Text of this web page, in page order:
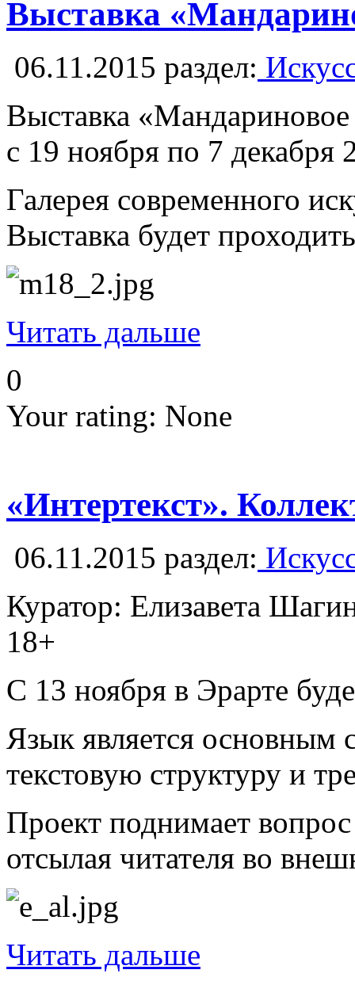
Выставка
06.11.2015 раздел:
Выставка «Мандариновое
с 19 ноября по 7 декабря
Галерея современного
Выставка будет
Читать дальше
0
Your rating: None
«Интертекст».
06.11.2015 раздел:
Куратор: Елизавета
18+
С 13 ноября в Эрарте
Язык является основным
текстовую структуру и
Проект поднимает вопрос
отсылая читателя во
Читать дальше